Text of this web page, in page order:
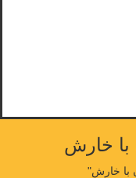
خارش
با خارش"